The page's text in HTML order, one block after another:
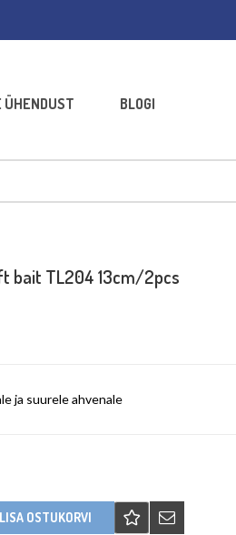
ÜHENDUST BLOGI
bait TL204 13cm/2pcs
ja suurele ahvenale
LISA OSTUKORVI